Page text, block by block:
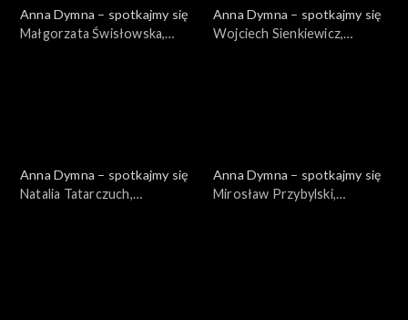
Anna Dymna – spotkajmy się
Małgorzata Świsłowska,
Anna Dymna – spotkajmy się
Wojciech Sienkiewicz,
Anna Dymna – spotkajmy się
Natalia Tatarczuch,
Anna Dymna – spotkajmy się
Mirosław Przybylski,